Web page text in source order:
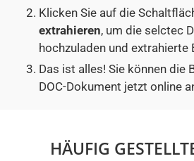
Klicken Sie auf die
extrahieren, um die selctec
hochzuladen und extrahierte
Das ist alles! Sie können die
DOC-Dokument jetzt online
HÄUFIG